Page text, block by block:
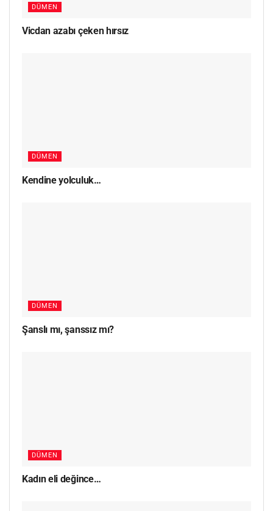
DÜMEN
Vicdan azabı çeken hırsız
DÜMEN
Kendine yolculuk…
DÜMEN
Şanslı mı, şanssız mı?
DÜMEN
Kadın eli değince…